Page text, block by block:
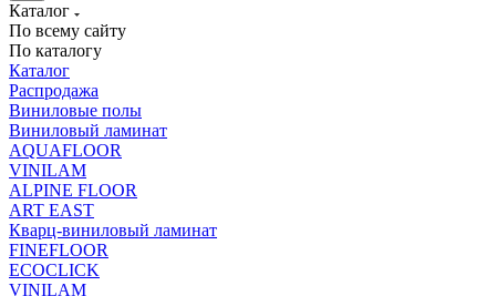
Каталог
По всему сайту
По каталогу
Каталог
Распродажа
Виниловые полы
Виниловый ламинат
AQUAFLOOR
VINILAM
ALPINE FLOOR
ART EAST
Кварц-виниловый ламинат
FINEFLOOR
ECOCLICK
VINILAM